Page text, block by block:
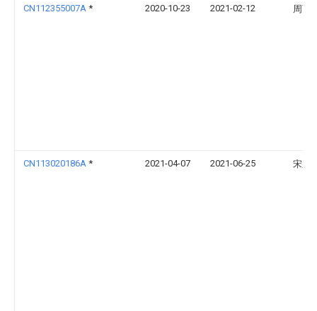
CN112355007A * 2020-10-23 2021-02-12 周百
CN113020186A * 2021-04-07 2021-06-25 宋鹏